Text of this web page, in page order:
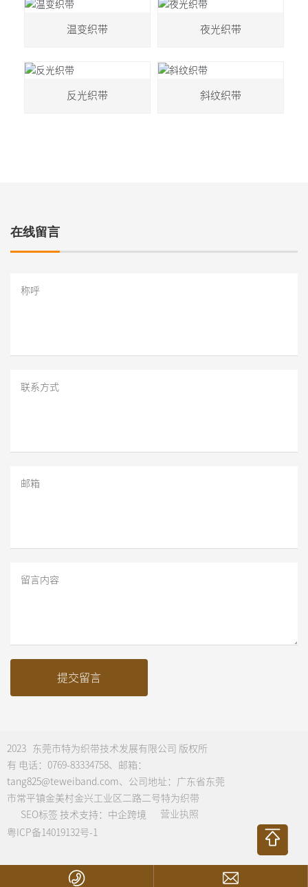
温变织带 夜光织带
反光织带 斜纹织带
在线留言
称呼
联系方式
邮箱
留言内容
提交留言
2023 东莞市特为织带技术发展有限公司 版权所
有 电话： 0769-83334758、邮箱：
tang825@teweiband.com、公司地址：广东省东莞
市常平镇金美村金兴工业区二路二号特为织带
SEO标签 技术支持： 中企跨境
营业执照
粤ICP备14019132号-1